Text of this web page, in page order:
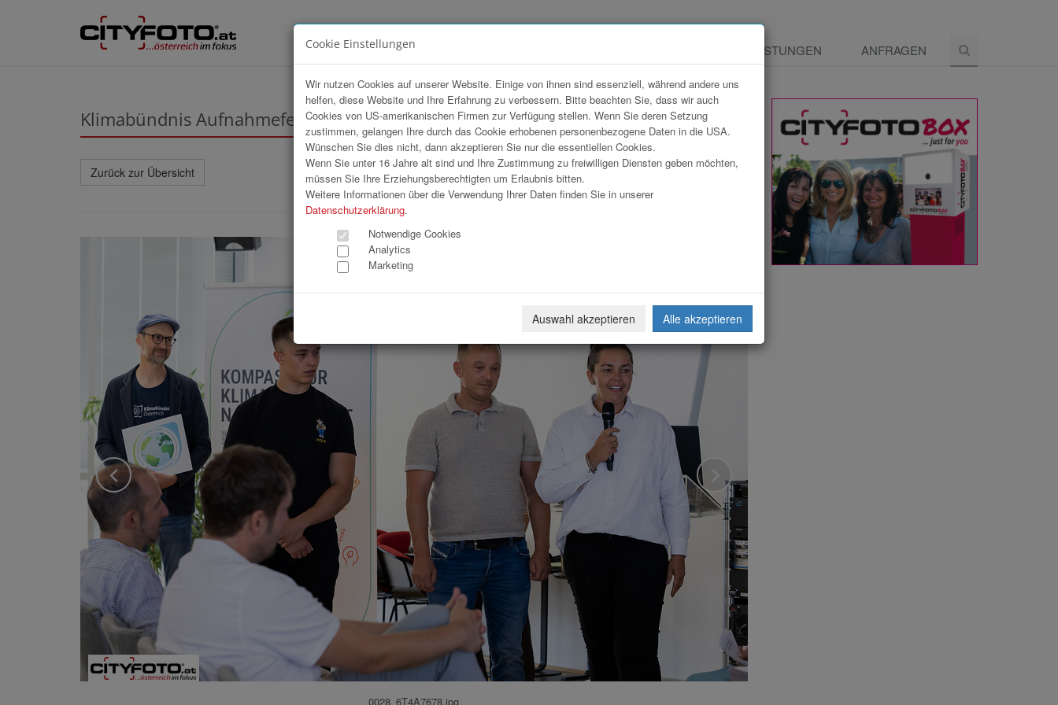
LEISTUNGEN ANFRAGEN
Klimabündnis Aufnahmefeier
Zurück zur Übersicht Download Weiterleiten
0028_6T4A7678.jpg
Cookie Einstellungen
Wir nutzen Cookies auf unserer Website. Einige von ihnen sind essenziell, während andere uns
helfen, diese Website und Ihre Erfahrung zu verbessern. Bitte beachten Sie, dass wir auch
Cookies von US-amerikanischen Firmen zur Verfügung stellen. Wenn Sie deren Setzung
zustimmen, gelangen Ihre durch das Cookie erhobenen personenbezogene Daten in die USA.
Wünschen Sie dies nicht, dann akzeptieren Sie nur die essentiellen Cookies.
Wenn Sie unter 16 Jahre alt sind und Ihre Zustimmung zu freiwilligen Diensten geben möchten,
müssen Sie Ihre Erziehungsberechtigten um Erlaubnis bitten.
Weitere Informationen über die Verwendung Ihrer Daten finden Sie in unserer
Datenschutzerklärung.
Notwendige Cookies
Analytics
Marketing
Auswahl akzeptieren Alle akzeptieren